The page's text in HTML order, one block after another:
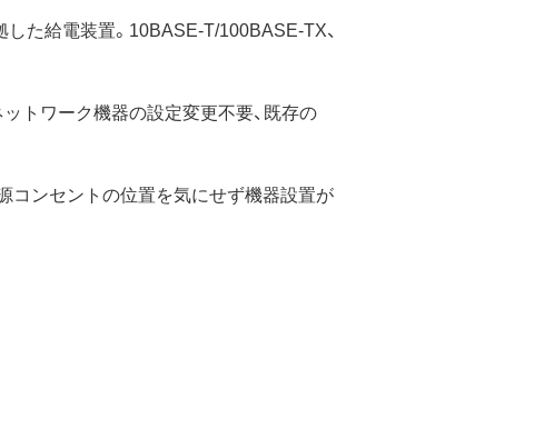
た給電装置。10BASE-T/100BASE-TX、
トワーク機器の設定変更不要、既存の
コンセントの位置を気にせず機器設置が